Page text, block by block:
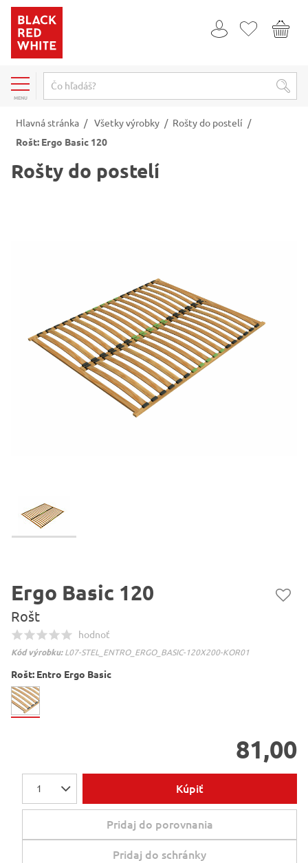
MENU
Hlavná stránka / Všetky výrobky / Rošty do postelí /
Rošt: Ergo Basic 120
Rošty do postelí
Ergo Basic 120
Rošt
hodnoť
Kód výrobku: L07-STEL_ENTRO_ERGO_BASIC-120X200-KOR01
Rošt: Entro Ergo Basic
81,00
1 Kúpiť
Pridaj do porovnania
Pridaj do schránky